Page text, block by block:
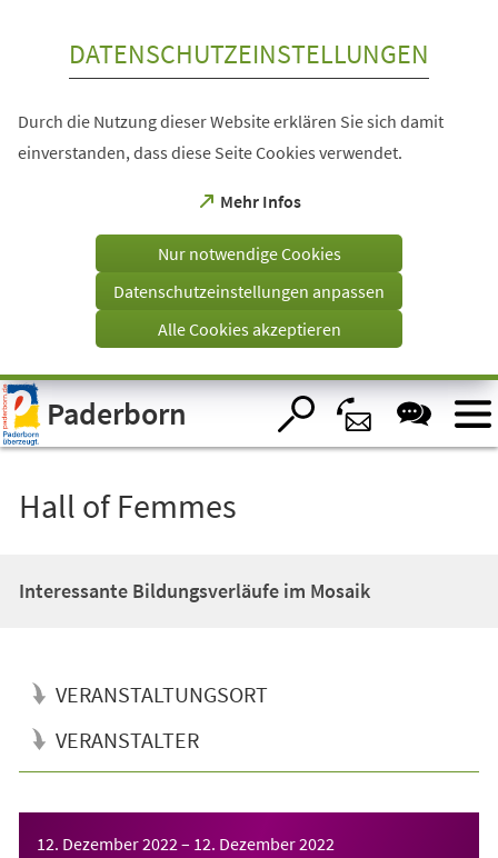
Visuelle
Assistenzsoftware
öffnen.
DATENSCHUTZEINSTELLUNGEN
Durch die Nutzung dieser Website erklären Sie sich damit
einverstanden, dass diese Seite Cookies verwendet.
Mehr Infos
(Öffnet
einem
Tab)
Nur notwendige Cookies
Datenschutzeinstellungen anpassen
Alle Cookies akzeptieren
Paderborn
Hall of Femmes
Interessante Bildungsverläufe im Mosaik
VERANSTALTUNGSORT
VERANSTALTER
12. Dezember 2022 – 12. Dezember 2022